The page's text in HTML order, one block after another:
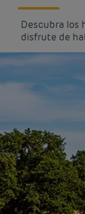
Descubra los
disfrute de